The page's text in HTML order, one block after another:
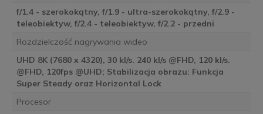
f/1.4 - szerokokątny, f/1.9 - ultra-szerokokątny, f/2.9 -
teleobiektyw, f/2.4 - teleobiektyw, f/2.2 - przedni
Rozdzielczość nagrywania wideo
UHD 8K (7680 x 4320), 30 kl/s. 240 kl/s @FHD, 120 kl/s.
@FHD, 120fps @UHD; Stabilizacja obrazu: Funkcja
Super Steady oraz Horizontal Lock
Procesor